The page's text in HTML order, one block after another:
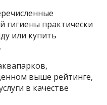
практически
или купить
выше рейтинге,
в качестве